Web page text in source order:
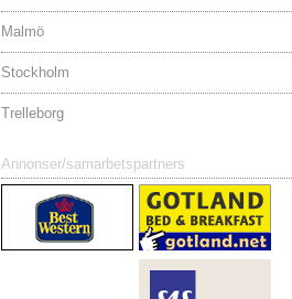
Malmö
Stockholm
Trelleborg
Annonser/samarbetspartners